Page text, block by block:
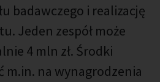
badawczego i realizację
Jeden zespół może
4 mln zł. Środki
m.in. na wynagrodzenia